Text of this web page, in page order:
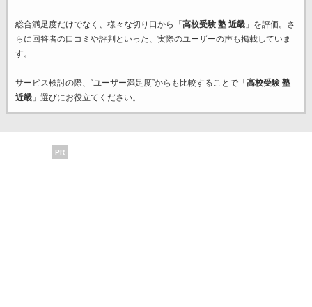
総合満足度だけでなく、様々な切り口から「 高校受験 塾 近畿」を評価。さ
らに回答者の口コミや評判といった、実際のユーザーの声も掲載していま
す。
サービス検討の際、“ユーザー満足度”からも比較することで「 高校受験 塾
近畿」選びにお役立てください。
PR